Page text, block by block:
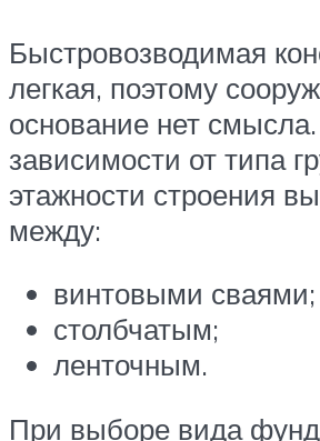
Быстровозводимая
легкая, поэтому
основание нет
зависимости от типа
этажности строения
между:
винтовыми сваями;
столбчатым;
ленточным.
При выборе вида